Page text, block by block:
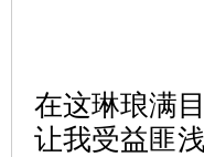
在这琳琅满
让我受益匪